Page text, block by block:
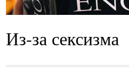
Из-за сексизма